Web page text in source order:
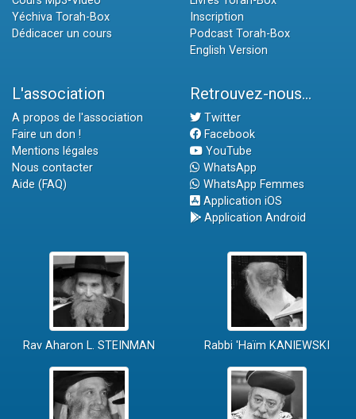
Yéchiva Torah-Box
Dédicacer un cours
Inscription
Podcast Torah-Box
English Version
L'association
A propos de l'association
Faire un don !
Mentions légales
Nous contacter
Aide (FAQ)
Retrouvez-nous...
Twitter
Facebook
YouTube
WhatsApp
WhatsApp Femmes
Application iOS
Application Android
Rav Aharon L. STEINMAN Rabbi 'Haïm KANIEWSKI